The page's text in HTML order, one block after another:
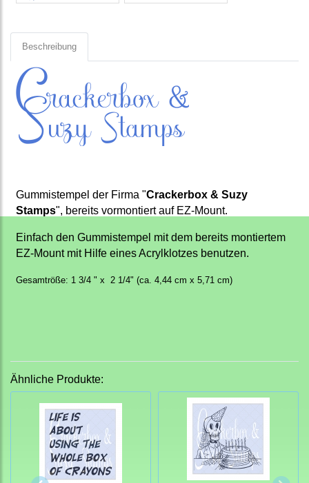
Beschreibung
Gummistempel der Firma "Crackerbox & Suzy
Stamps", bereits vormontiert auf EZ-Mount.
Einfach den Gummistempel mit dem bereits montiertem
EZ-Mount mit Hilfe eines Acrylklotzes benutzen.
Gesamtröße: 1 3/4 " x 2 1/4" (ca. 4,44 cm x 5,71 cm)
Ähnliche Produkte: